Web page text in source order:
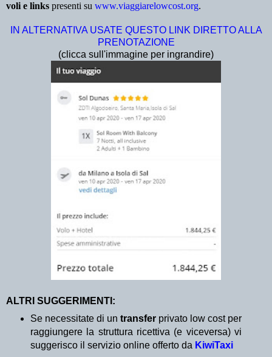
voli e links presenti su www.viaggiarelowcost.org.
IN ALTERNATIVA USATE QUESTO LINK DIRETTO ALLA
PRENOTAZIONE
(clicca sull'immagine per ingrandire)
ALTRI SUGGERIMENTI:
Se necessitate di un transfer privato low cost per
raggiungere la struttura ricettiva (e viceversa) vi
suggerisco il servizio online offerto da KiwiTaxi